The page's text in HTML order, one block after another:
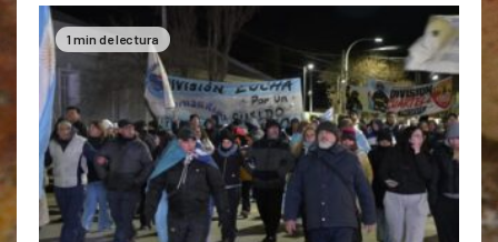
1 min de lectura